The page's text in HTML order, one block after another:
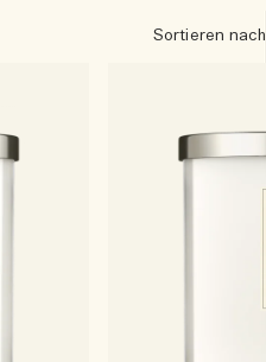
Sortieren nach